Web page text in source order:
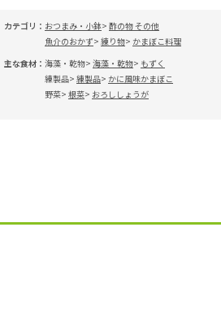
カテゴリ： おつまみ・小鉢 酢の物 その他
魚介のおかず 練り物
かまぼこ料理
主な食材： 海藻・乾物 海藻・乾物
もずく
練製品 練製品
かに風味かまぼこ
野菜 根菜 おろししょうが